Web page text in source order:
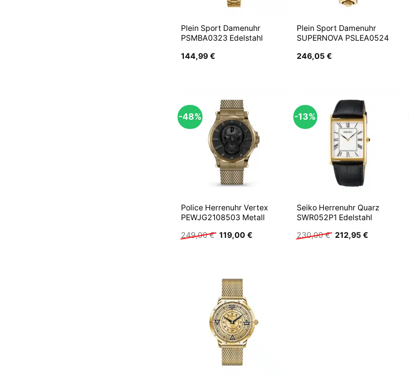
Plein Sport Damenuhr
PSMBA0323 Edelstahl
144,99€
Plein Sport Damenuhr
SUPERNOVA PSLEA0524
246,05 €
-48%
Police Herrenuhr Vertex
PEWJG2108503 Metall
249,00€ Ursprünglicher
Preis
119,00€
-13%
Seiko Herrenuhr Quarz
SWR052P1 Edelstahl
230,00€ Ursprünglicher
Preis
212,95 €Aktueller